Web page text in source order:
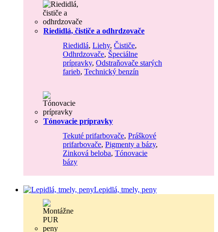
Riedidlá, čističe a odhrdzovače
Riedidlá, Liehy, Čističe,
Odhrdzovače, Špeciálne
prípravky, Odstraňovače starých
farieb, Technický benzín
Tónovacie prípravky
Tekuté prifarbovače, Práškové
prifarbovače, Pigmenty a bázy,
Zinková beloba, Tónovacie
bázy
Lepidlá, tmely, peny